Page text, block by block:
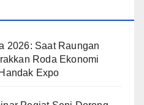
2026: Saat Raungan
Roda Ekonomi
Expo